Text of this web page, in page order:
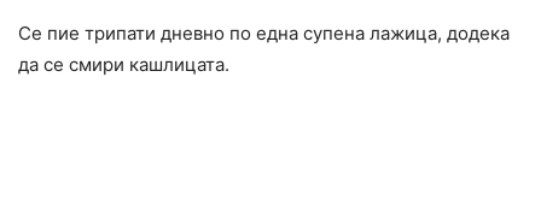
Се пие трипати дневно по една супена лажица, додека
да се смири кашлицата.